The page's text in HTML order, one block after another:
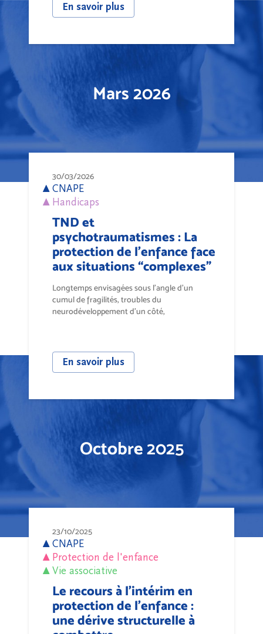
En savoir plus
Mars 2026
30/03/2026
CNAPE
Handicaps
TND et
psychotraumatismes : La
protection de l’enfance face
aux situations “complexes”
Longtemps envisagées sous l’angle d’un
cumul de fragilités, troubles du
neurodéveloppement d’un côté,
En savoir plus
Octobre 2025
23/10/2025
CNAPE
Protection de l'enfance
Vie associative
Le recours à l’intérim en
protection de l’enfance :
une dérive structurelle à